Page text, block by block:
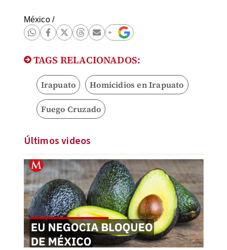
México/
TAGS RELACIONADOS:
Irapuato Homicidios en Irapuato
Fuego Cruzado
Últimos videos